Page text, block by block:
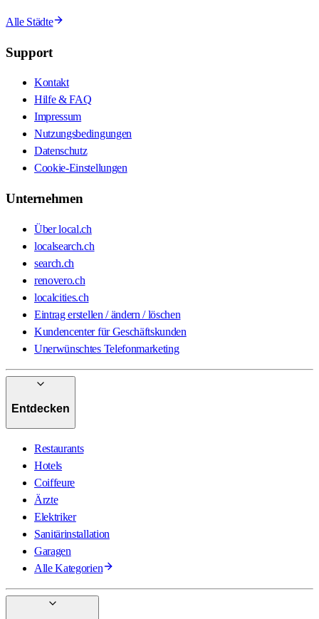
Alle Städte
Support
Kontakt
Hilfe & FAQ
Impressum
Nutzungsbedingungen
Datenschutz
Cookie-Einstellungen
Unternehmen
Über local.ch
localsearch.ch
search.ch
renovero.ch
localcities.ch
Eintrag erstellen / ändern / löschen
Kundencenter für Geschäftskunden
Unerwünschtes Telefonmarketing
Entdecken
Restaurants
Hotels
Coiffeure
Ärzte
Elektriker
Sanitärinstallation
Garagen
Alle Kategorien